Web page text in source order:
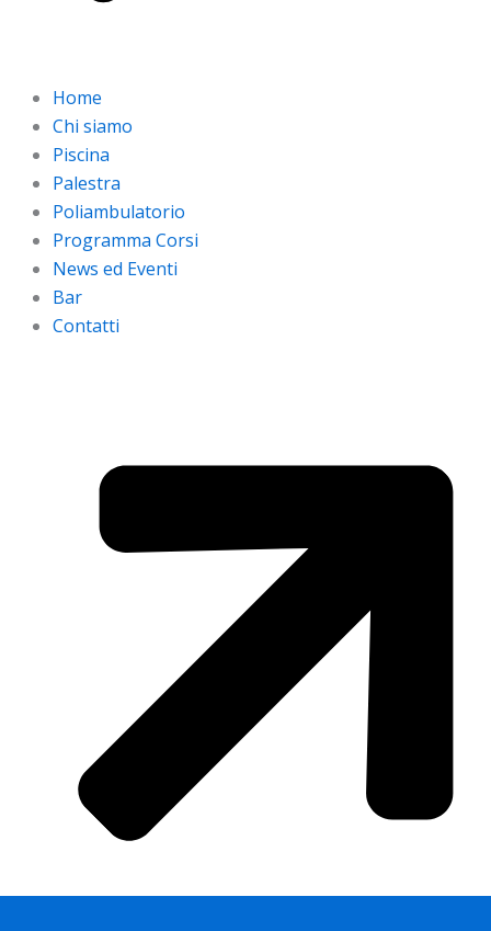
Home
Chi siamo
Piscina
Palestra
Poliambulatorio
Programma Corsi
News ed Eventi
Bar
Contatti